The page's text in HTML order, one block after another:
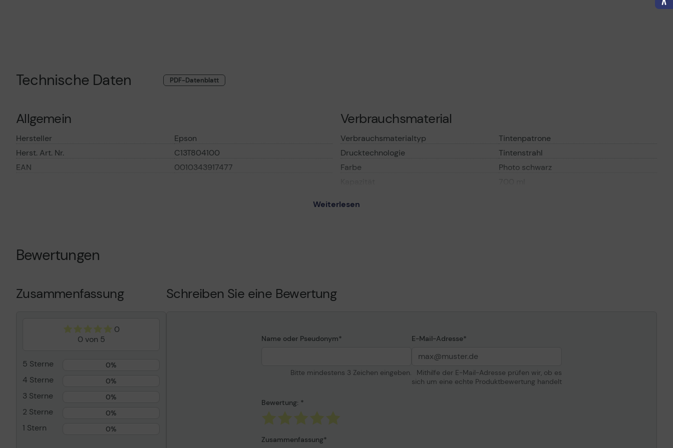
Technische Daten PDF-Datenblatt
Allgemein
Hersteller
Epson
Herst. Art. Nr.
C13T804100
EAN
0010343917477
Drucktechnologie
Patronenmerkmale
Epson UltraChrome HDX Ink
Verbrauchsmaterial
Verbrauchsmaterialtyp
Tintenpatrone
Drucktechnologie
Tintenstrahl
Farbe
Photo schwarz
Weiterlesen
Bewertungen
Zusammenfassung
0
0 von 5
5 Sterne 0%
4 Sterne 0%
3 Sterne 0%
2 Sterne 0%
1 Stern 0%
Schreiben Sie eine Bewertung
Name oder Pseudonym
Bitte mindestens 3 Zeichen eingeben.
E-Mail-Adresse
Mithilfe der E-Mail-Adresse prüfen wir, ob es
sich um eine echte Produktbewertung handelt
Bewertung:
Zusammenfassung